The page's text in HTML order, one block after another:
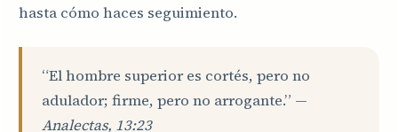
hasta cómo haces seguimiento.
“El hombre superior es cortés, pero no
adulador; firme, pero no arrogante.” —
Analectas, 13:23